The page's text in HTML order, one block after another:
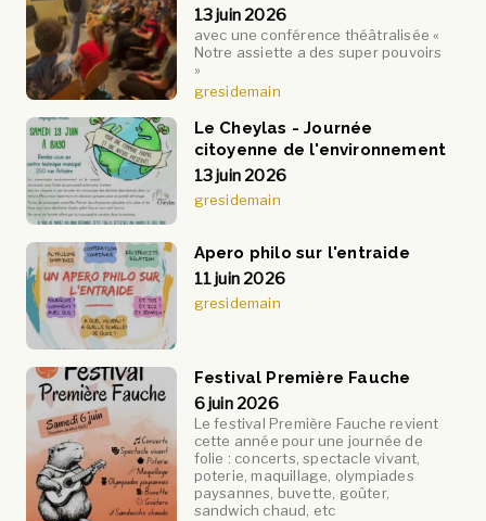
13 juin 2026
avec une conférence théâtralisée «
Notre assiette a des super pouvoirs
»
gresidemain
Le Cheylas - Journée
citoyenne de l'environnement
13 juin 2026
gresidemain
Apero philo sur l'entraide
11 juin 2026
gresidemain
Festival Première Fauche
6 juin 2026
Le festival Première Fauche revient
cette année pour une journée de
folie : concerts, spectacle vivant,
poterie, maquillage, olympiades
paysannes, buvette, goûter,
sandwich chaud, etc